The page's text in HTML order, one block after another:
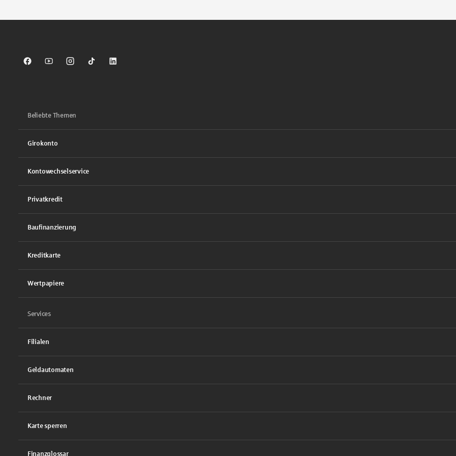
Sparkasse auf Facebook
Sparkasse auf Youtube
Sparkasse auf Instagram
Sparkasse auf TikTok
Sparkasse auf LinkedIn
Beliebte Themen
Girokonto
Kontowechselservice
Privatkredit
Baufinanzierung
Kreditkarte
Wertpapiere
Services
Filialen
Geldautomaten
Rechner
Karte sperren
Finanzglossar